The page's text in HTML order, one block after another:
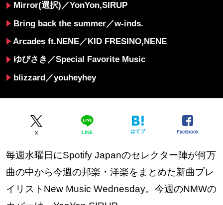
Mirror(選択)／YonYon,SIRUP
Bring back the summer／w-inds.
Arcades ft.NENE／KID FRESINO,NENE
ゆびさき／Special Favorite Music
blizzard／youheyhey
X LINE はてブ Facebook
毎週水曜日にSpotify Japanのセレクター陣が何万
曲の中から今週の邦楽・洋楽をまとめた新曲プレ
イリストNew Music Wednesday。今週のNMWの